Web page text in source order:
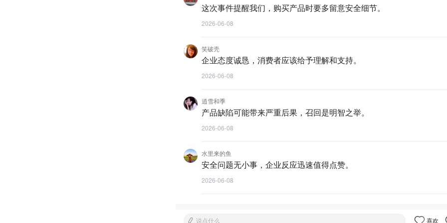
这次事件提醒我们，购买产品时要多留意安全细节。
2026-06-08
笑破壳
企业态度诚恳，消费者应该给予理解和支持。
2026-06-08
逍雪和季
产品缺陷可能带来严重后果，召回是明智之举。
2026-06-08
水里来的鱼
安全问题无小事，企业反应迅速值得点赞。
2026-06-08
说点什么 喜欢